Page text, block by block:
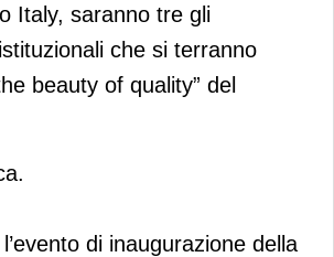
Italy, saranno tre gli
che si terranno
beauty of quality” del
di inaugurazione della